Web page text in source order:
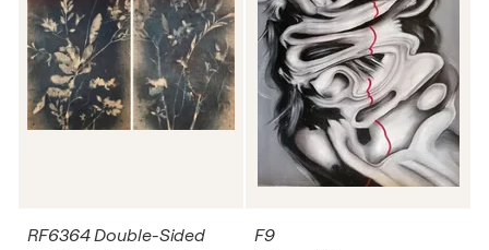
RF6364 Double-Sided F9